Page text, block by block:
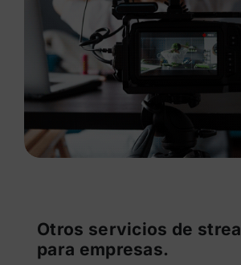
Otros servicios de
para empresas.